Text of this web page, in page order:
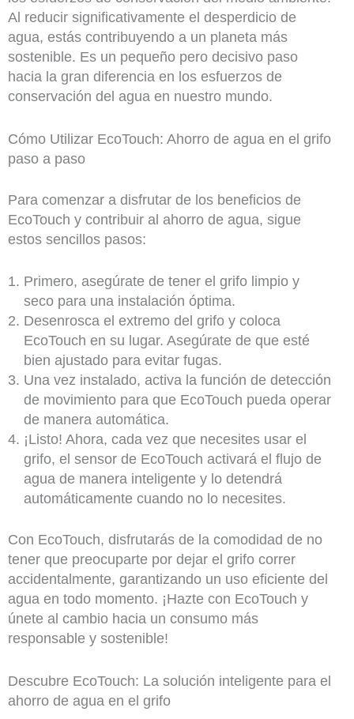
Al reducir significativamente el desperdicio de
agua, estás contribuyendo a un planeta más
sostenible. Es un pequeño pero decisivo paso
hacia la gran diferencia en los esfuerzos de
conservación del agua en nuestro mundo.
Cómo Utilizar EcoTouch: Ahorro de agua en el grifo
paso a paso
Para comenzar a disfrutar de los beneficios de
EcoTouch y contribuir al ahorro de agua, sigue
estos sencillos pasos:
Primero, asegúrate de tener el grifo limpio y
seco para una instalación óptima.
Desenrosca el extremo del grifo y coloca
EcoTouch en su lugar. Asegúrate de que esté
bien ajustado para evitar fugas.
Una vez instalado, activa la función de detección
de movimiento para que EcoTouch pueda operar
de manera automática.
¡Listo! Ahora, cada vez que necesites usar el
grifo, el sensor de EcoTouch activará el flujo de
agua de manera inteligente y lo detendrá
automáticamente cuando no lo necesites.
Con EcoTouch, disfrutarás de la comodidad de no
tener que preocuparte por dejar el grifo correr
accidentalmente, garantizando un uso eficiente del
agua en todo momento. ¡Hazte con EcoTouch y
únete al cambio hacia un consumo más
responsable y sostenible!
Descubre EcoTouch: La solución inteligente para el
ahorro de agua en el grifo